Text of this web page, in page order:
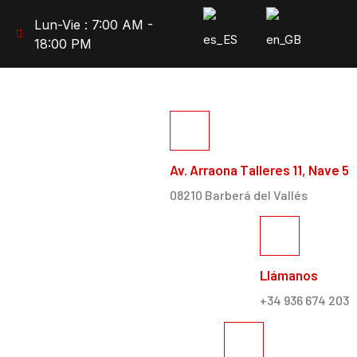
Lun-Vie : 7:00 AM -
18:00 PM
Av. Arraona Talleres 11, Nave 5
08210 Barberá del Vallés
Llámanos
+34 936 674 203